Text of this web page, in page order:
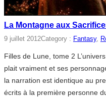
La Montagne aux
9 juillet 2012Category : Fantasy,
Filles de Lune, tome 2
plait vraiment et ses
la narration est identique au
écrits à la première personne